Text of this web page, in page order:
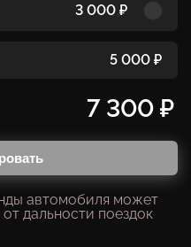
3 000 ₽
5 000 ₽
7 300 ₽
автомобиля может
дальности поездок